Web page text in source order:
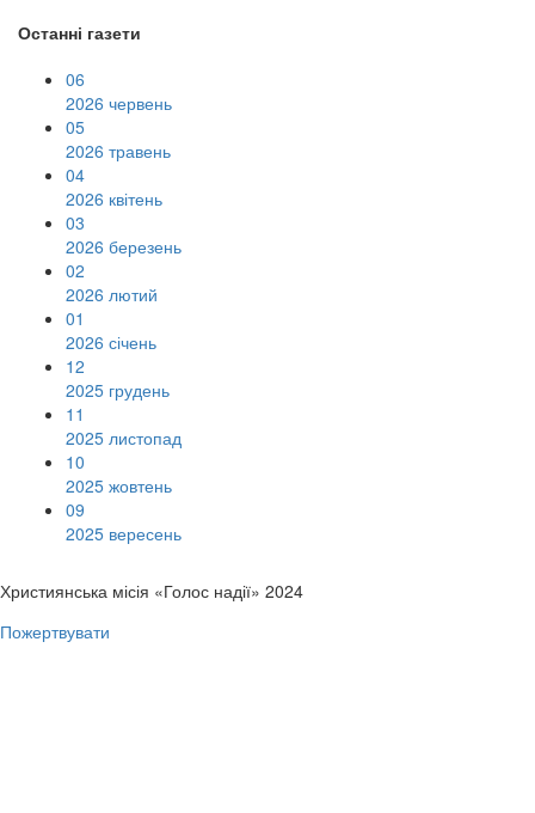
Останні газети
06
2026 червень
05
2026 травень
04
2026 квітень
03
2026 березень
02
2026 лютий
01
2026 січень
12
2025 грудень
11
2025 листопад
10
2025 жовтень
09
2025 вересень
Християнська місія «Голос надії» 2024
Пожертвувати